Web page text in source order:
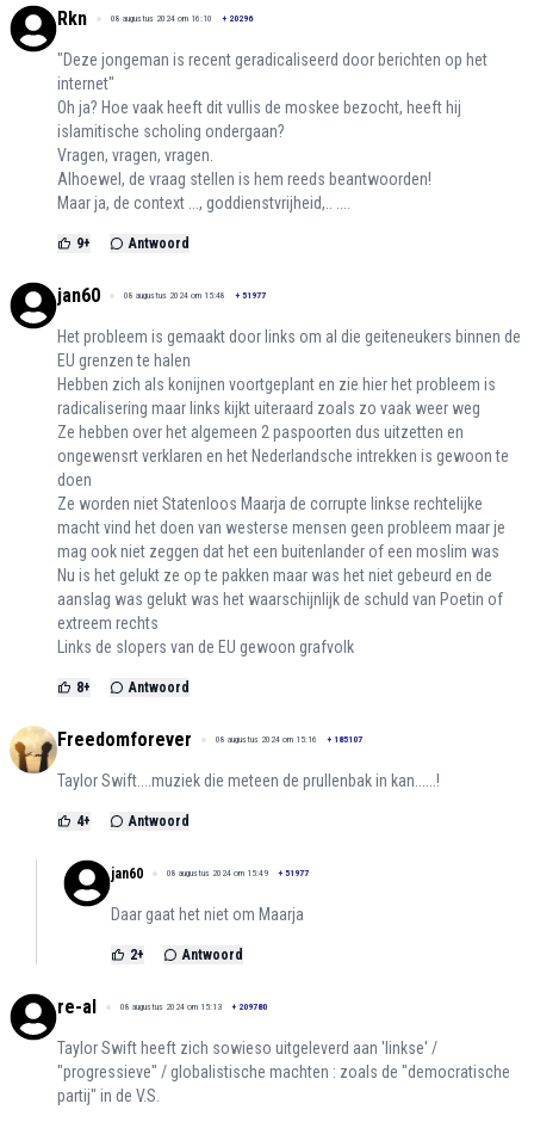
Rkn 08 augustus 2024 om 16:10 + 20296
"Deze jongeman is recent geradicaliseerd door berichten op het
internet"
Oh ja? Hoe vaak heeft dit vullis de moskee bezocht, heeft hij
islamitische scholing ondergaan?
Vragen, vragen, vragen.
Alhoewel, de vraag stellen is hem reeds beantwoorden!
Maar ja, de context ..., goddienstvrijheid,.. ....
9+ Antwoord
jan60 08 augustus 2024 om 15:48 + 51977
Het probleem is gemaakt door links om al die geiteneukers binnen de
EU grenzen te halen
Hebben zich als konijnen voortgeplant en zie hier het probleem is
radicalisering maar links kijkt uiteraard zoals zo vaak weer weg
Ze hebben over het algemeen 2 paspoorten dus uitzetten en
ongewensrt verklaren en het Nederlandsche intrekken is gewoon te
doen
Ze worden niet Statenloos Maarja de corrupte linkse rechtelijke
macht vind het doen van westerse mensen geen probleem maar je
mag ook niet zeggen dat het een buitenlander of een moslim was
Nu is het gelukt ze op te pakken maar was het niet gebeurd en de
aanslag was gelukt was het waarschijnlijk de schuld van Poetin of
extreem rechts
Links de slopers van de EU gewoon grafvolk
8+ Antwoord
Freedomforever 08 augustus 2024 om 15:16 + 185107
Taylor Swift....muziek die meteen de prullenbak in kan......!
4+ Antwoord
jan60 08 augustus 2024 om 15:49 + 51977
Daar gaat het niet om Maarja
2+ Antwoord
re-al 08 augustus 2024 om 15:13 + 209780
Taylor Swift heeft zich sowieso uitgeleverd aan 'linkse' /
"progressieve" / globalistische machten : zoals de "democratische
partij" in de V.S.